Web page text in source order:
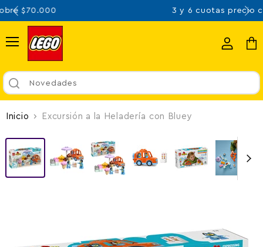
3 y 6 cuotas precio contado
Menú
Novedades
Inicio Excursión a la Heladería con Bluey